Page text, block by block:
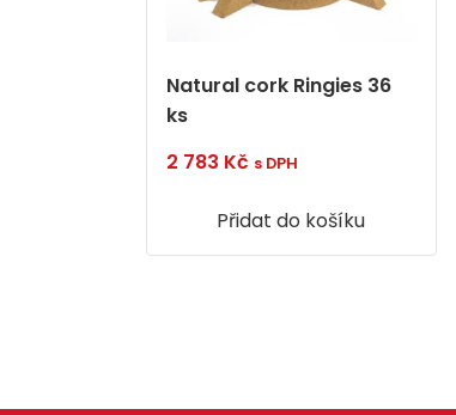
Natural cork Ringies 36
ks
2 783 Kč s DPH
Přidat do košíku